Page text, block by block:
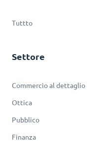
Tuttto
Settore
Commercio al dettaglio
Ottica
Pubblico
Finanza